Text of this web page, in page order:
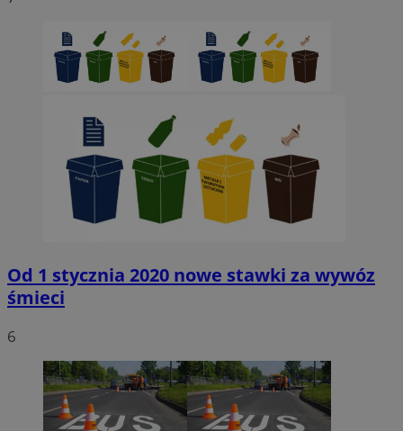
Od 1 stycznia 2020 nowe stawki za wywóz
śmieci
6